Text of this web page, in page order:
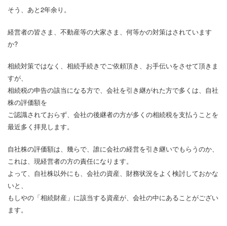
そう、あと2年余り。
経営者の皆さま、不動産等の大家さま、何等かの対策はされています
か?
相続対策ではなく、相続手続きでご依頼頂き、お手伝いをさせて頂きま
すが、
相続税の申告の該当になる方で、会社を引き継がれた方で多くは、自社
株の評価額を
ご認識されておらず、会社の後継者の方が多くの相続税を支払うことを
最近多く拝見します。
自社株の評価額は、幾らで、誰に会社の経営を引き継いでもらうのか、
これは、現経営者の方の責任になります。
よって、自社株以外にも、会社の資産、財務状況をよく検討しておかな
いと、
もしやの「相続財産」に該当する資産が、会社の中にあることがござい
ます。